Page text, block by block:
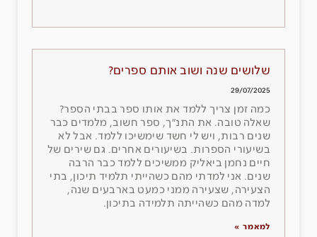
שלושים שנה ושוב אותם ספרים?
29/07/2025
כמה זמן צריך ללמד את אותו ספר בבתי הספר?
שאלה טובה. את התנ״ך, ספר חשוב, מלמדים כבר
שנים רבות, ויש לי חשד שימשיכו ללמד. אבל לא
בשיעורי הספרות. בשיעורים אחרים. גם שירים של
חיים נחמן ביאליק ממשיכים ללמד כבר הרבה
שנים. אני למדתי מהם כשהייתי תלמיד תיכון, בתי
הצעירה, שצעירה ממני כמעט בארבעים שנה,
למדה מהם כשהייתה תלמידה בתיכון.
למאמר »